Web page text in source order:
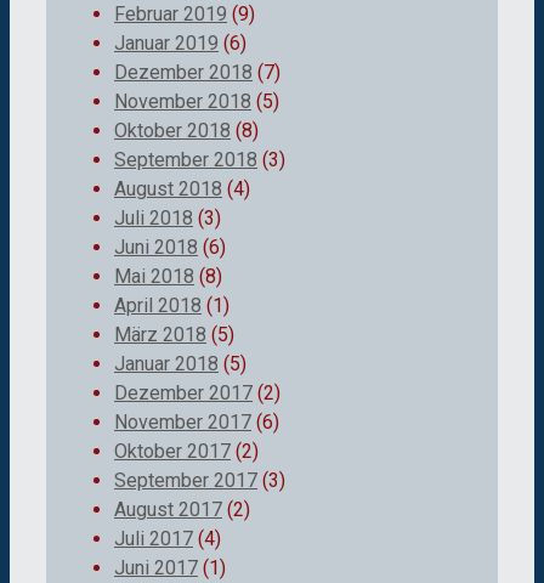
Februar 2019 (9)
Januar 2019 (6)
Dezember 2018 (7)
November 2018 (5)
Oktober 2018 (8)
September 2018 (3)
August 2018 (4)
Juli 2018 (3)
Juni 2018 (6)
Mai 2018 (8)
April 2018 (1)
März 2018 (5)
Januar 2018 (5)
Dezember 2017 (2)
November 2017 (6)
Oktober 2017 (2)
September 2017 (3)
August 2017 (2)
Juli 2017 (4)
Juni 2017 (1)